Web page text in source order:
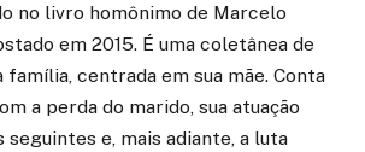
no livro homônimo de Marcelo
em 2015. É uma coletânea de
família, centrada em sua mãe. Conta
a perda do marido, sua atuação
seguintes e, mais adiante, a luta